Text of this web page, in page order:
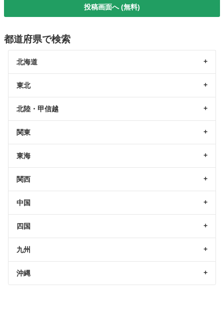
投稿画面へ (無料)
都道府県で検索
北海道
東北
北陸・甲信越
関東
東海
関西
中国
四国
九州
沖縄